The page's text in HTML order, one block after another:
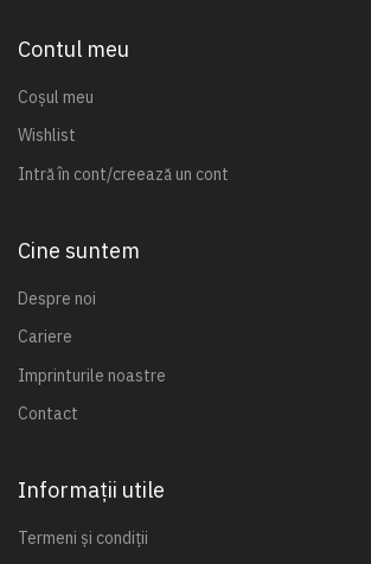
Contul meu
Coșul meu
Wishlist
Intră în cont/creează un cont
Cine suntem
Despre noi
Cariere
Imprinturile noastre
Contact
Informații utile
Termeni și condiții